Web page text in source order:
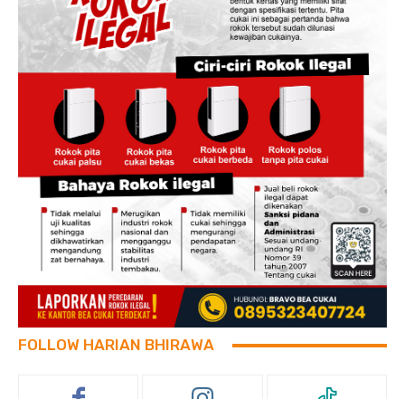
FOLLOW HARIAN BHIRAWA